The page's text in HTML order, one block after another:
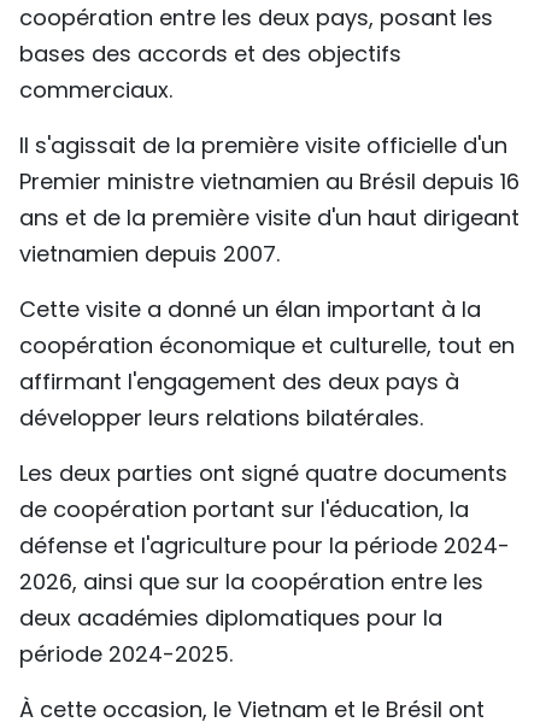
coopération entre les deux pays, posant les
bases des accords et des objectifs
commerciaux.
Il s'agissait de la première visite officielle d'un
Premier ministre vietnamien au Brésil depuis 16
ans et de la première visite d'un haut dirigeant
vietnamien depuis 2007.
Cette visite a donné un élan important à la
coopération économique et culturelle, tout en
affirmant l'engagement des deux pays à
développer leurs relations bilatérales.
Les deux parties ont signé quatre documents
de coopération portant sur l'éducation, la
défense et l'agriculture pour la période 2024-
2026, ainsi que sur la coopération entre les
deux académies diplomatiques pour la
période 2024-2025.
À cette occasion, le Vietnam et le Brésil ont